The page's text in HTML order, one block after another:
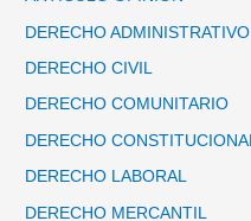
DERECHO ADMINISTRATIVO
DERECHO CIVIL
DERECHO COMUNITARIO
DERECHO CONSTITUCIONAL
DERECHO LABORAL
DERECHO MERCANTIL